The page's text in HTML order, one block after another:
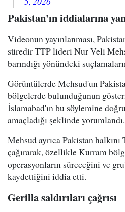
Pakistan'ın iddialarına
Videonun yayınlanması,
süredir TTP lideri Nur Veli
barındığı yönündeki
Görüntülerde Mehsud'un
bölgelerde bulunduğunun
İslamabad'ın bu söylemine
amaçladığı şeklinde yorumlandı.
Mehsud ayrıca Pakistan
çağırarak, özellikle Kurram
operasyonların süreceğini ve
kaydettiğini iddia etti.
Gerilla saldırıları çağrısı